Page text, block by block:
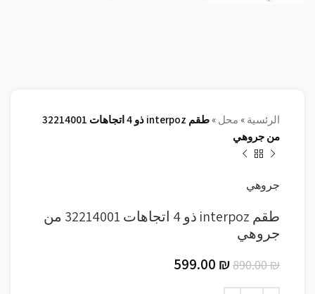
الرئسية » محل »
طقم interpoz ذو 4 اتجاهات 32214001
من جروهي
جروهي
طقم interpoz ذو 4 اتجاهات 32214001 من
جروهي
890.00₪
599.00 ₪